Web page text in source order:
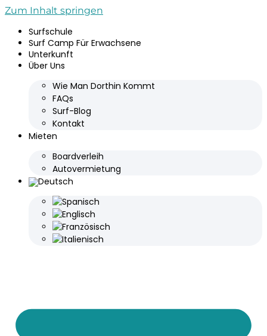
Zum Inhalt springen
Surfschule
Surf Camp Für Erwachsene
Unterkunft
Über Uns
Wie Man Dorthin Kommt
FAQs
Surf-Blog
Kontakt
Mieten
Boardverleih
Autovermietung